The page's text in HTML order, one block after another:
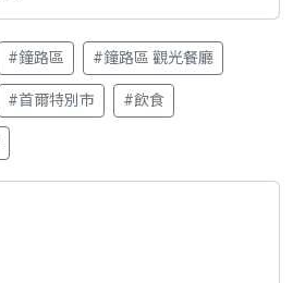
#鐘路區 #鐘路區 觀光餐廳
#首爾特別市 #飲食